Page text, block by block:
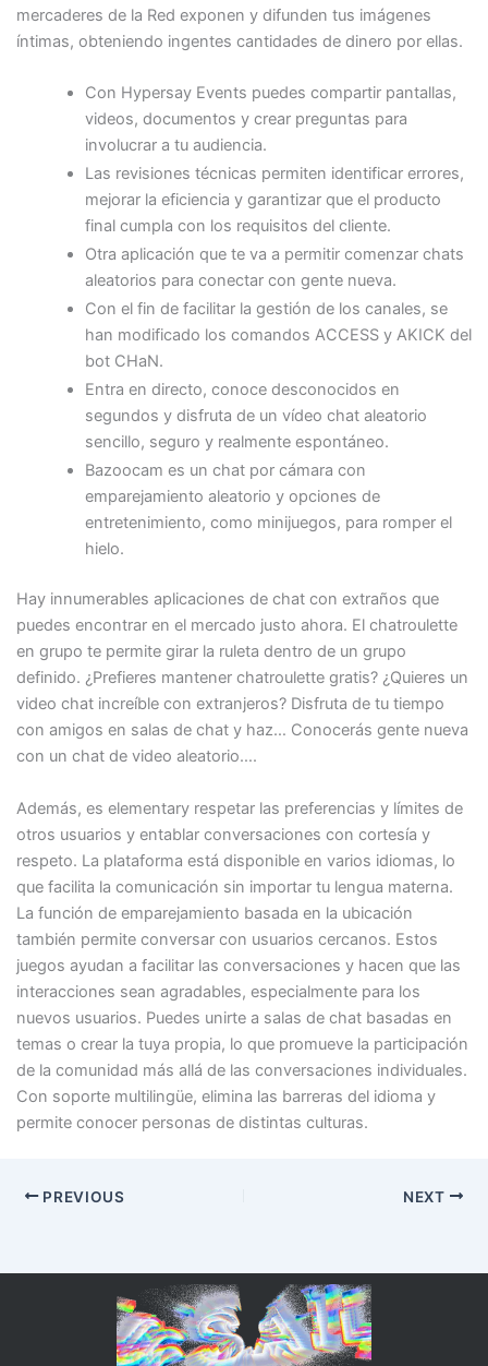
mercaderes de la Red exponen y difunden tus imágenes
íntimas, obteniendo ingentes cantidades de dinero por ellas.
Con Hypersay Events puedes compartir pantallas,
videos, documentos y crear preguntas para
involucrar a tu audiencia.
Las revisiones técnicas permiten identificar errores,
mejorar la eficiencia y garantizar que el producto
final cumpla con los requisitos del cliente.
Otra aplicación que te va a permitir comenzar chats
aleatorios para conectar con gente nueva.
Con el fin de facilitar la gestión de los canales, se
han modificado los comandos ACCESS y AKICK del
bot CHaN.
Entra en directo, conoce desconocidos en
segundos y disfruta de un vídeo chat aleatorio
sencillo, seguro y realmente espontáneo.
Bazoocam es un chat por cámara con
emparejamiento aleatorio y opciones de
entretenimiento, como minijuegos, para romper el
hielo.
Hay innumerables aplicaciones de chat con extraños que
puedes encontrar en el mercado justo ahora. El chatroulette
en grupo te permite girar la ruleta dentro de un grupo
definido. ¿Prefieres mantener chatroulette gratis? ¿Quieres un
video chat increíble con extranjeros? Disfruta de tu tiempo
con amigos en salas de chat y haz… Conocerás gente nueva
con un chat de video aleatorio….
Además, es elementary respetar las preferencias y límites de
otros usuarios y entablar conversaciones con cortesía y
respeto. La plataforma está disponible en varios idiomas, lo
que facilita la comunicación sin importar tu lengua materna.
La función de emparejamiento basada en la ubicación
también permite conversar con usuarios cercanos. Estos
juegos ayudan a facilitar las conversaciones y hacen que las
interacciones sean agradables, especialmente para los
nuevos usuarios. Puedes unirte a salas de chat basadas en
temas o crear la tuya propia, lo que promueve la participación
de la comunidad más allá de las conversaciones individuales.
Con soporte multilingüe, elimina las barreras del idioma y
permite conocer personas de distintas culturas.
PREVIOUS NEXT